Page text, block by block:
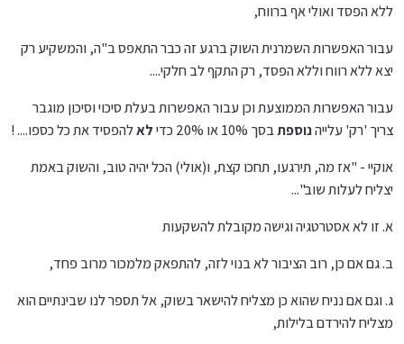
ללא הפסד ואולי אף ברווח,
עבור האפשרות השמרנית השוק ברגע זה כבר התאפס ב"ה, והמשקיע רק
יצא ללא רווח וללא הפסד, רק התקף לב חלקי....
עבור האפשרות הממוצעת וכן עבור האפשרות בעלת סיכוי וסיכון מוגבר
צריך 'רק' עלייהנוספתבסך 10% או 20% כדי לאלהפסיד את כל כספו.... !
אוקיי - "אז מה, תירגעו, תחכו קצת, ו(אולי) הכל יהיה טוב, והשוק באמת
יצליח לעלות שוב"...
א. זו לא אסטרטגיה וגישה מקובלת להשקעות
ב. גם אם כן, רוב הציבור לא בנוי לזה, להתפאק מלמכור מרוב פחד,
ג. וגם אם נניח שהוא כן מצליח להישאר בשוק, אל תספר לנו שבינתיים הוא
מצליח להירדם בלילות,